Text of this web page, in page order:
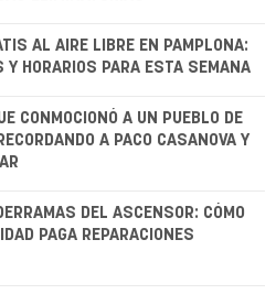
AL AIRE LIBRE EN PAMPLONA:
Y HORARIOS PARA ESTA SEMANA
CONMOCIONÓ A UN PUEBLO DE
A PACO CASANOVA Y
DEL ASCENSOR: CÓMO
PAGA REPARACIONES